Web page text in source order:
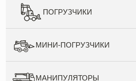
ПОГРУЗЧИКИ
МИНИ-ПОГРУЗЧИКИ
МАНИПУЛЯТОРЫ